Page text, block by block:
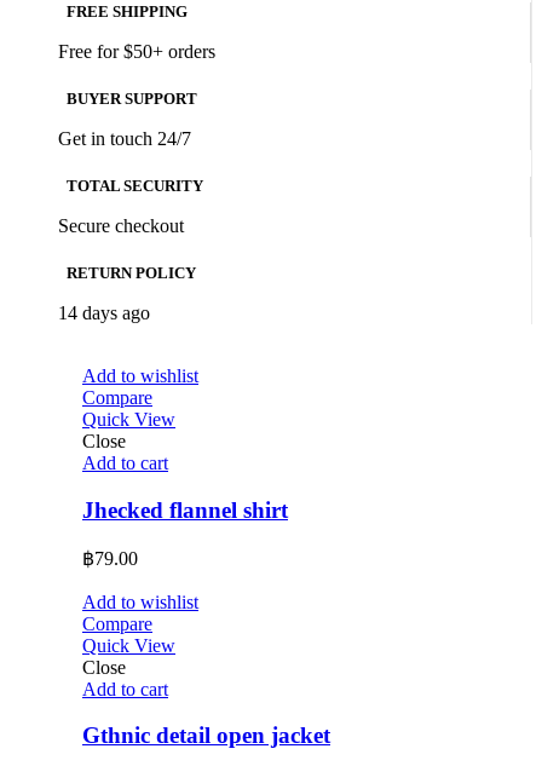
FREE SHIPPING
Free for $50+ orders
BUYER SUPPORT
Get in touch 24/7
TOTAL SECURITY
Secure checkout
RETURN POLICY
14 days ago
Add to wishlist
Compare
Quick View
Close
Add to cart
Jhecked flannel shirt
฿79.00
Add to wishlist
Compare
Quick View
Close
Add to cart
Gthnic detail open jacket